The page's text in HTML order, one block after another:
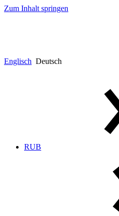
Zum Inhalt springen
Englisch Deutsch
RUB